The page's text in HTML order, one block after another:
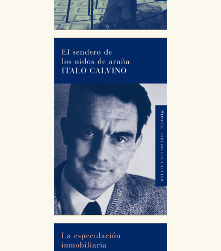
servicios para que no tenga que reconfigurarlos cada
vez que nos visita. La información es agregada y, por lo
tanto, es anónima.
publicitarios y se utilizan para mostrar publicidad
relevante para sus intereses en otros sitios. No
almacenan directamente información personal sino
navegador y dispositivo de internet.
GUARDAR CONFIGURACIÓN
Puede consultar nuestra política de cookies